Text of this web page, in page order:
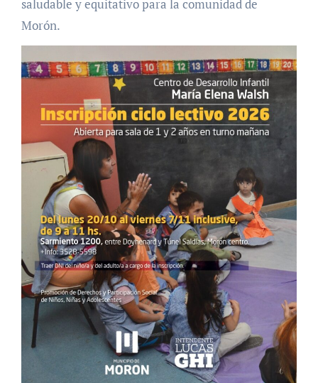
saludable y equitativo para la comunidad de
Morón.